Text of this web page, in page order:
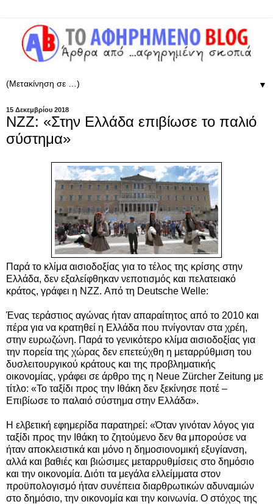
▼
15 Δεκεμβρίου 2018
NZZ: «Στην Ελλάδα επιβίωσε το παλιό
σύστημα»
Παρά το κλίμα αισιοδοξίας για το τέλος της κρίσης στην
Ελλάδα, δεν εξαλείφθηκαν νεποτισμός και πελατειακό
κράτος, γράφει η NZZ. Από τη Deutsche Welle:
Ένας τεράστιος αγώνας ήταν απαραίτητος από το 2010 και
πέρα για να κρατηθεί η Ελλάδα που πνίγονταν στα χρέη,
στην ευρωζώνη. Παρά το γενικότερο κλίμα αισιοδοξίας για
την πορεία της χώρας δεν επετεύχθη η μεταρρύθμιση του
δυσλειτουργικού κράτους και της προβληματικής
οικονομίας, γράφει σε άρθρο της η Neue Zürcher Zeitung με
τίτλο: «Το ταξίδι προς την Ιθάκη δεν ξεκίνησε ποτέ –
Επιβίωσε το παλαιό σύστημα στην Ελλάδα».
Η ελβετική εφημερίδα παρατηρεί: «Όταν γινόταν λόγος για
ταξίδι προς την Ιθάκη το ζητούμενο δεν θα μπορούσε να
ήταν αποκλειστικά και μόνο η δημοσιονομική εξυγίανση,
αλλά και βαθιές και βιώσιμες μεταρρυθμίσεις στο δημόσιο
και την οικονομία. Διότι τα μεγάλα ελλείμματα στον
προϋπολογισμό ήταν συνέπεια διαρθρωτικών αδυναμιών
στο δημόσιο, την οικονομία και την κοινωνία. Ο στόχος της